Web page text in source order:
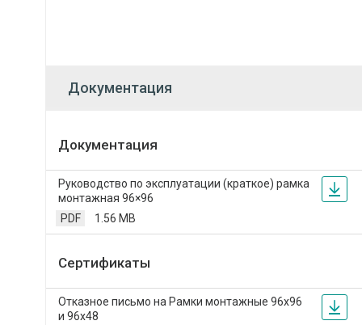
Документация
Документация
Руководство по эксплуатации (краткое) рамка
монтажная 96×96
PDF
1.56 MB
Сертификаты
Отказное письмо на Рамки монтажные 96х96
и 96х48